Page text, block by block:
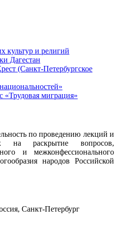
культур и религий
Дагестан
(Санкт-Петербургское
миграция»
по проведению лекций и
на раскрытие вопросов,
и межконфессионального
народов Российской
Санкт-Петербург